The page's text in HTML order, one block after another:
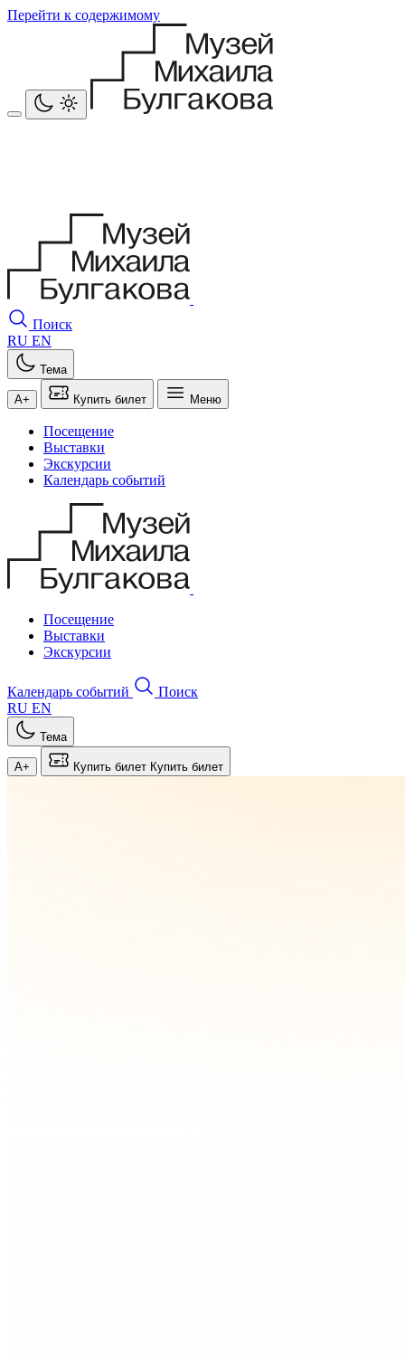
Перейти к содержимому
Поиск
RU EN
Тема
A+ Купить билет Меню
Посещение
Выставки
Экскурсии
Календарь событий
Посещение
Выставки
Экскурсии
Календарь событий
Поиск
RU EN
Тема
A+ Купить билет Купить билет